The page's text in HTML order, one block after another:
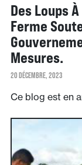
Des Loups
Ferme
Mesures.
20 DÉCEMBRE, 2023
Ce blog est en